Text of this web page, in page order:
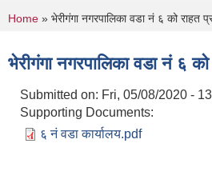
You are here
Home » भेरीगंगा नगरपालिका वडा नं ६ को राहत
भेरीगंगा नगरपालिका वडा नं ६ को
Submitted on: Fri, 05/08/2020 -
Supporting Documents:
६ नं वडा कार्यालय.pdf